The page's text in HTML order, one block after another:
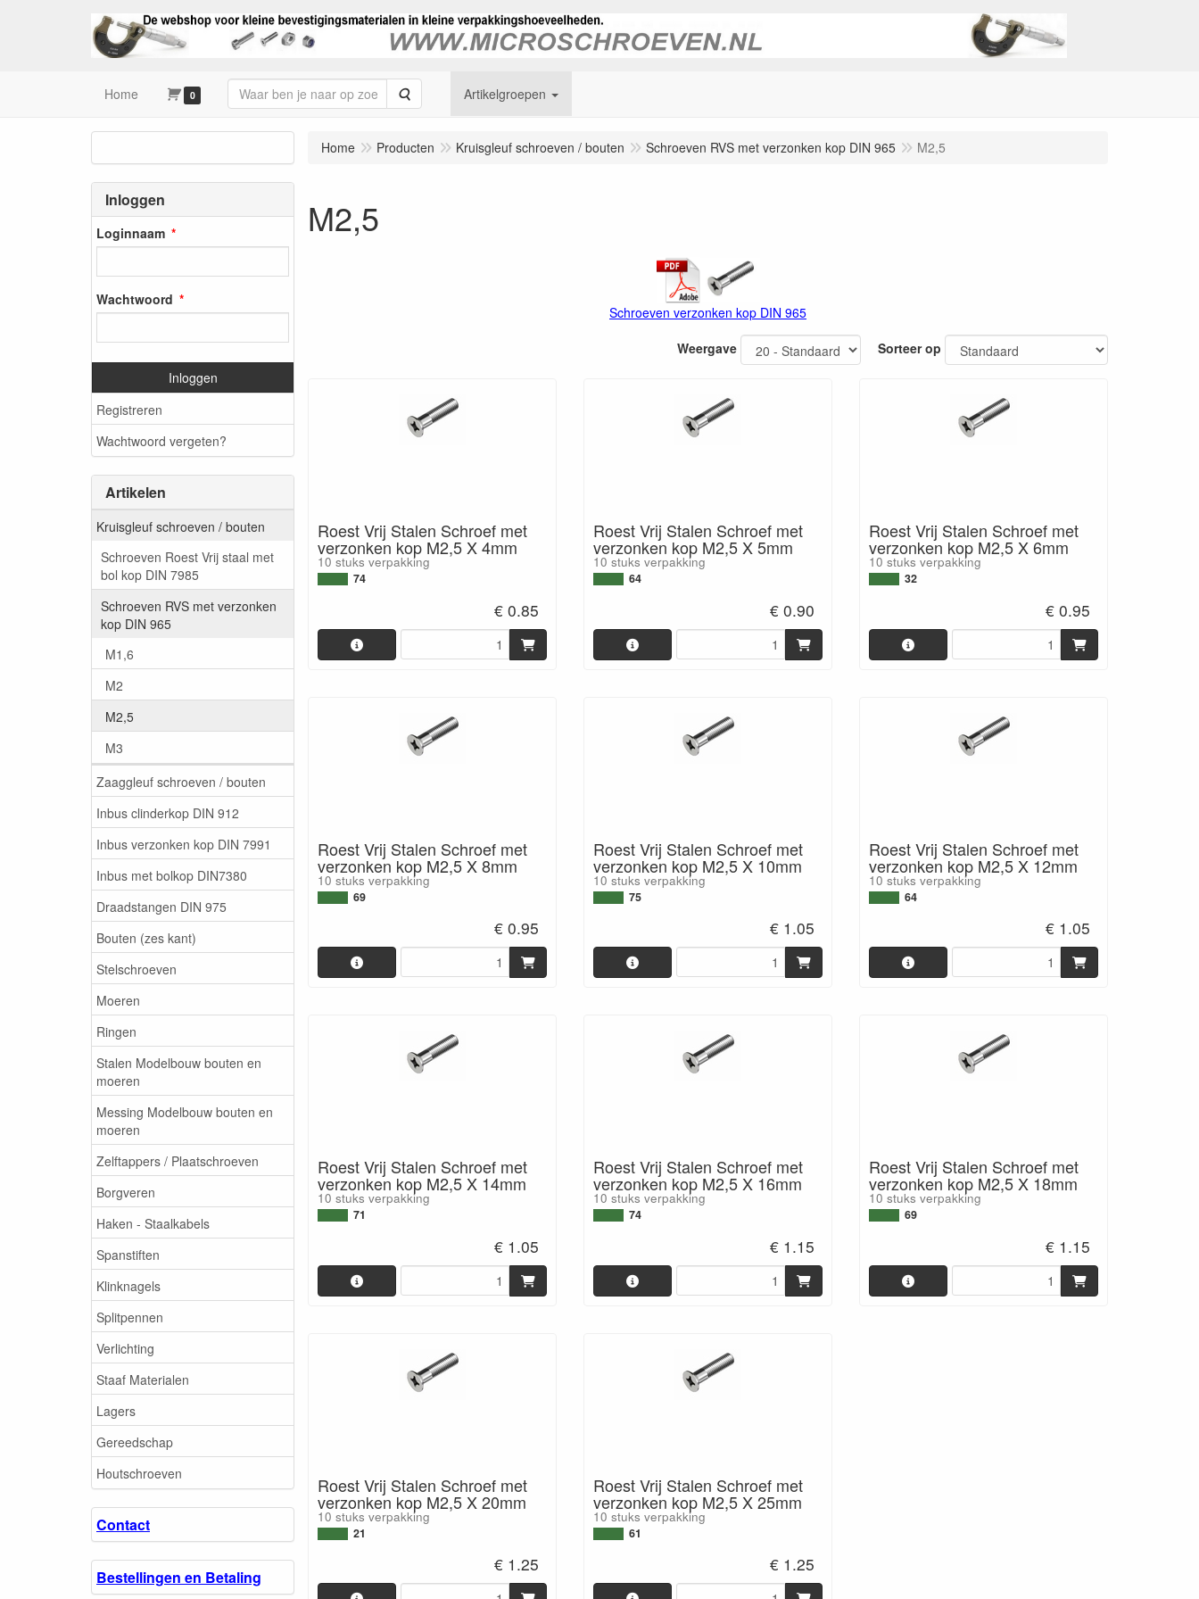
Home 0 Zoeken Artikelgroepen
Inloggen
Loginnaam
Wachtwoord
Inloggen
Registreren
Wachtwoord vergeten?
Artikelen
Kruisgleuf schroeven / bouten
Schroeven Roest Vrij staal met
bol kop DIN 7985
Schroeven RVS met verzonken
kop DIN 965
M1,6
M2
M2,5
M3
Zaaggleuf schroeven / bouten
Inbus clinderkop DIN 912
Inbus verzonken kop DIN 7991
Inbus met bolkop DIN7380
Draadstangen DIN 975
Bouten (zes kant)
Stelschroeven
Moeren
Ringen
Stalen Modelbouw bouten en
moeren
Messing Modelbouw bouten en
moeren
Zelftappers / Plaatschroeven
Borgveren
Haken - Staalkabels
Spanstiften
Klinknagels
Splitpennen
Verlichting
Staaf Materialen
Lagers
Gereedschap
Houtschroeven
Contact
Bestellingen en Betaling
Home Producten Kruisgleuf schroeven / bouten Schroeven RVS met verzonken kop DIN 965 M2,5
M2,5
Schroeven verzonken kop DIN 965
Weergave
Sorteer op
Roest Vrij Stalen Schroef met
verzonken kop M2,5 X 4mm
10 stuks verpakking
74
€ 0.85
Roest Vrij Stalen Schroef met
verzonken kop M2,5 X 5mm
10 stuks verpakking
64
€ 0.90
Roest Vrij Stalen Schroef met
verzonken kop M2,5 X 6mm
10 stuks verpakking
32
€ 0.95
Roest Vrij Stalen Schroef met
verzonken kop M2,5 X 8mm
10 stuks verpakking
69
€ 0.95
Roest Vrij Stalen Schroef met
verzonken kop M2,5 X 10mm
10 stuks verpakking
75
€ 1.05
Roest Vrij Stalen Schroef met
verzonken kop M2,5 X 12mm
10 stuks verpakking
64
€ 1.05
Roest Vrij Stalen Schroef met
verzonken kop M2,5 X 14mm
10 stuks verpakking
71
€ 1.05
Roest Vrij Stalen Schroef met
verzonken kop M2,5 X 16mm
10 stuks verpakking
74
€ 1.15
Roest Vrij Stalen Schroef met
verzonken kop M2,5 X 18mm
10 stuks verpakking
69
€ 1.15
Roest Vrij Stalen Schroef met
verzonken kop M2,5 X 20mm
10 stuks verpakking
21
€ 1.25
Roest Vrij Stalen Schroef met
verzonken kop M2,5 X 25mm
10 stuks verpakking
61
€ 1.25